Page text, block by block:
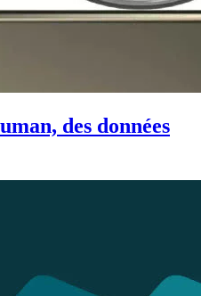
des données